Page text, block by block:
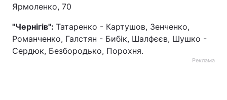
Ярмоленко, 70
"Чернігів": Татаренко - Картушов, Зенченко,
Романченко, Галстян - Бибік, Шалфєєв, Шушко -
Сердюк, Безбородько, Порохня.
Реклама